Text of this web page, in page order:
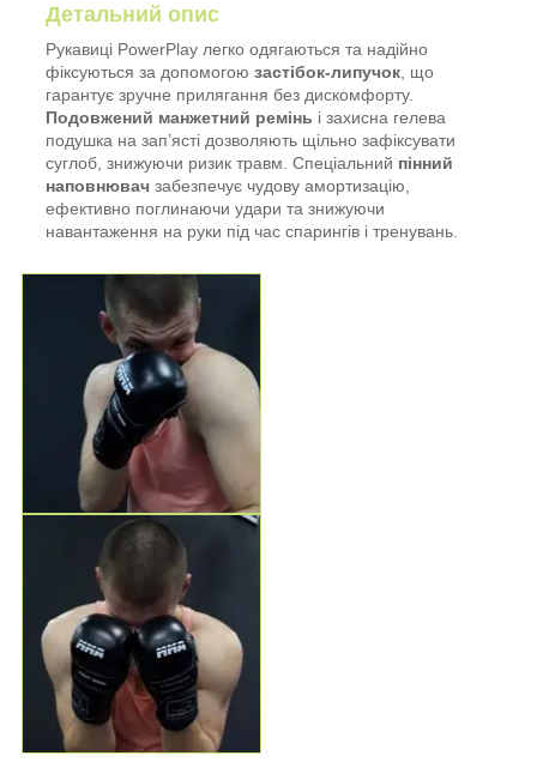
Детальний опис
Рукавиці PowerPlay легко одягаються та надійно
фіксуються за допомогою застібок-липучок , що
гарантує зручне прилягання без дискомфорту.
Подовжений манжетний ремінь і захисна гелева
подушка на зап’ясті дозволяють щільно зафіксувати
суглоб, знижуючи ризик травм. Спеціальний пінний
наповнювач забезпечує чудову амортизацію,
ефективно поглинаючи удари та знижуючи
навантаження на руки під час спарингів і тренувань.